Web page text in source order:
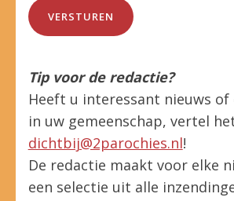
Tip voor de redactie?
Heeft u interessant nieuws
in uw gemeenschap, vertel
dichtbij@2parochies.nl!
De redactie maakt voor elke
een selectie uit alle